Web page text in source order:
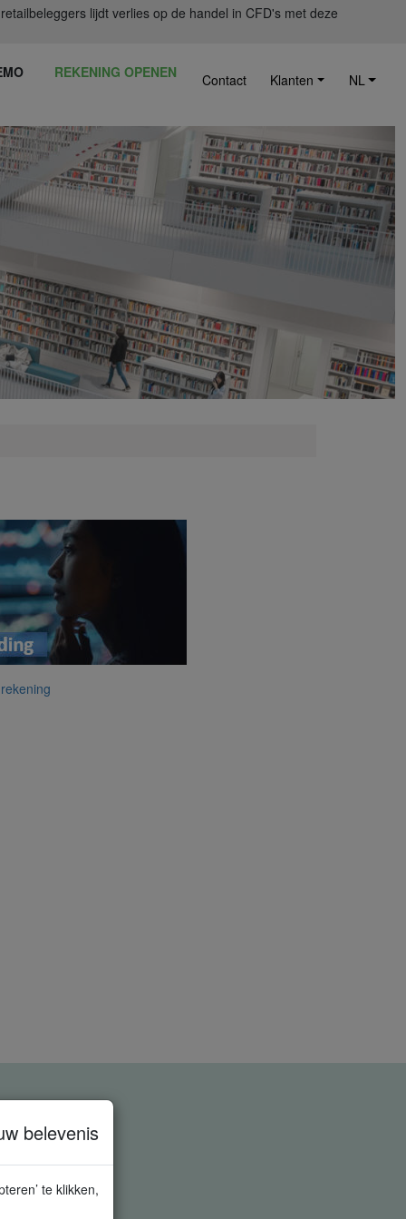
lijdt verlies op de handel in CFD's met deze
REKENING OPENEN Contact Klanten NL
belevenis
te klikken,